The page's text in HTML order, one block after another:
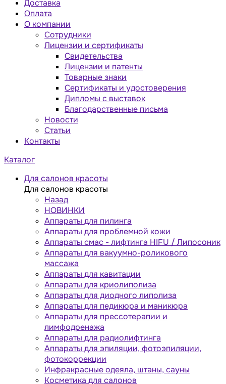
Доставка
Оплата
О компании
Сотрудники
Лицензии и сертификаты
Свидетельства
Лицензии и патенты
Товарные знаки
Сертификаты и удостоверения
Дипломы с выставок
Благодарственные письма
Новости
Статьи
Контакты
Каталог
Для салонов красоты
Для салонов красоты
Назад
НОВИНКИ
Аппараты для пилинга
Аппараты для проблемной кожи
Аппараты cмас - лифтинга HIFU / Липосоник
Аппараты для вакуумно-роликового
массажа
Аппараты для кавитации
Аппараты для криолиполиза
Аппараты для диодного липолиза
Аппараты для педикюра и маникюра
Аппараты для прессотерапии и
лимфодренажа
Аппараты для радиолифтинга
Аппараты для эпиляции, фотоэпиляции,
фотокоррекции
Инфракрасные одеяла, штаны, сауны
Косметика для салонов